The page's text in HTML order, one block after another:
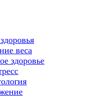
веса
здоровье